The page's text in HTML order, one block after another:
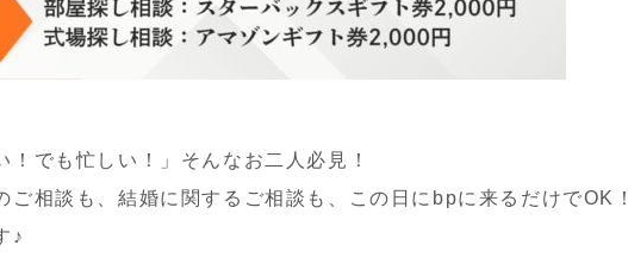
！でも忙しい！」そんなお二人必見！
ご相談も、結婚に関するご相談も、この日にbpに来るだけでOK！
♪